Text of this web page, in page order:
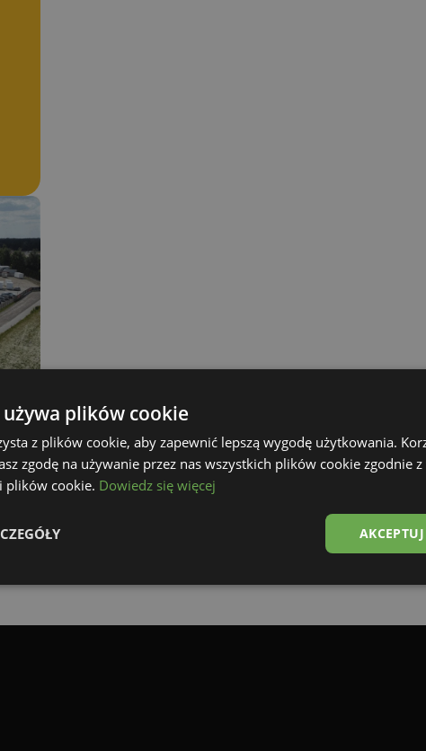
ZP TRAILERS
Visitez notre siège social
plików cookie
z plików cookie, aby zapewnić lepszą wygodę użytkowania.
zgodę na używanie przez nas wszystkich plików cookie zgodnie
plików cookie. Dowiedz się więcej